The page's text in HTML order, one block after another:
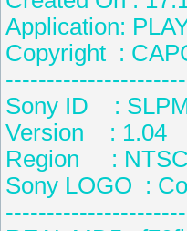
Copyright :
Sony ID :
Version : 1.04
Region :
Sony LOGO :